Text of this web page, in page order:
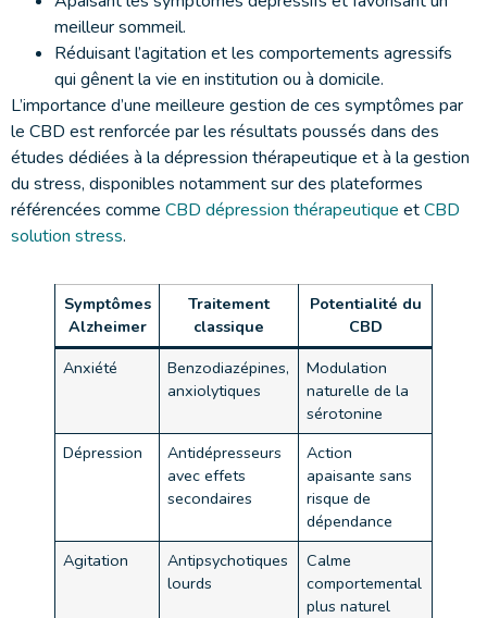
meilleur sommeil.
Réduisant l’agitation et les comportements agressifs
qui gênent la vie en institution ou à domicile.
L’importance d’une meilleure gestion de ces symptômes par
le CBD est renforcée par les résultats poussés dans des
études dédiées à la dépression thérapeutique et à la gestion
du stress, disponibles notamment sur des plateformes
référencées comme CBD dépression thérapeutique etCBD
solution stress.
Symptômes
Alzheimer
Traitement
classique
Potentialité du
CBD
Anxiété
Benzodiazépines,
anxiolytiques
Modulation
naturelle de la
sérotonine
Dépression
Antidépresseurs
avec effets
secondaires
Action
apaisante sans
risque de
dépendance
Agitation
Antipsychotiques
lourds
Calme
comportemental
plus naturel